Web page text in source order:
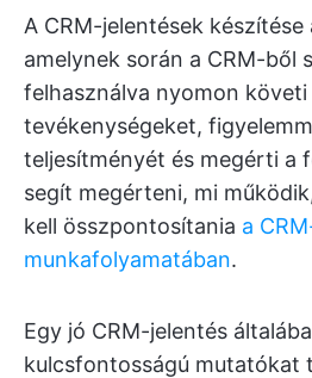
A CRM-jelentések
amelynek során a CRM-ből
felhasználva nyomon
tevékenységeket,
teljesítményét és megérti a
segít megérteni, mi
kell összpontosítania a
munkafolyamatában.
Egy jó CRM-jelentés
kulcsfontosságú mutatókat